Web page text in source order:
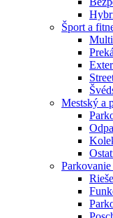
Šport a
Mestský a